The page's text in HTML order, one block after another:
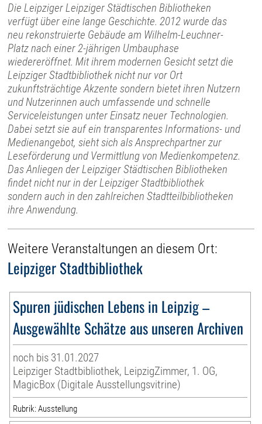
Die Leipziger Leipziger Städtischen Bibliotheken
verfügt über eine lange Geschichte. 2012 wurde das
neu rekonstruierte Gebäude am Wilhelm-Leuchner-
Platz nach einer 2-jährigen Umbauphase
wiedereröffnet. Mit ihrem modernen Gesicht setzt die
Leipziger Stadtbibliothek nicht nur vor Ort
zukunftsträchtige Akzente sondern bietet ihren Nutzern
und Nutzerinnen auch umfassende und schnelle
Serviceleistungen unter Einsatz neuer Technologien.
Dabei setzt sie auf ein transparentes Informations- und
Medienangebot, sieht sich als Ansprechpartner zur
Leseförderung und Vermittlung von Medienkompetenz.
Das Anliegen der Leipziger Städtischen Bibliotheken
findet nicht nur in der Leipziger Stadtbibliothek
sondern auch in den zahlreichen Stadtteilbibliotheken
ihre Anwendung.
Weitere Veranstaltungen an diesem Ort:
Leipziger Stadtbibliothek
Spuren jüdischen Lebens in Leipzig –
Ausgewählte Schätze aus unseren Archiven
noch bis 31.01.2027
Leipziger Stadtbibliothek, LeipzigZimmer, 1. OG,
MagicBox (Digitale Ausstellungsvitrine)
Rubrik: Ausstellung